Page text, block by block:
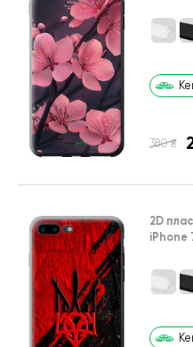
380 ₴
2D
iPhone